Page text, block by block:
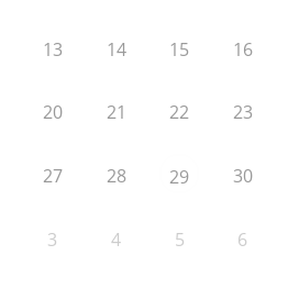
13 14 15 16
20 21 22 23
27 28 29 30
3 4 5 6